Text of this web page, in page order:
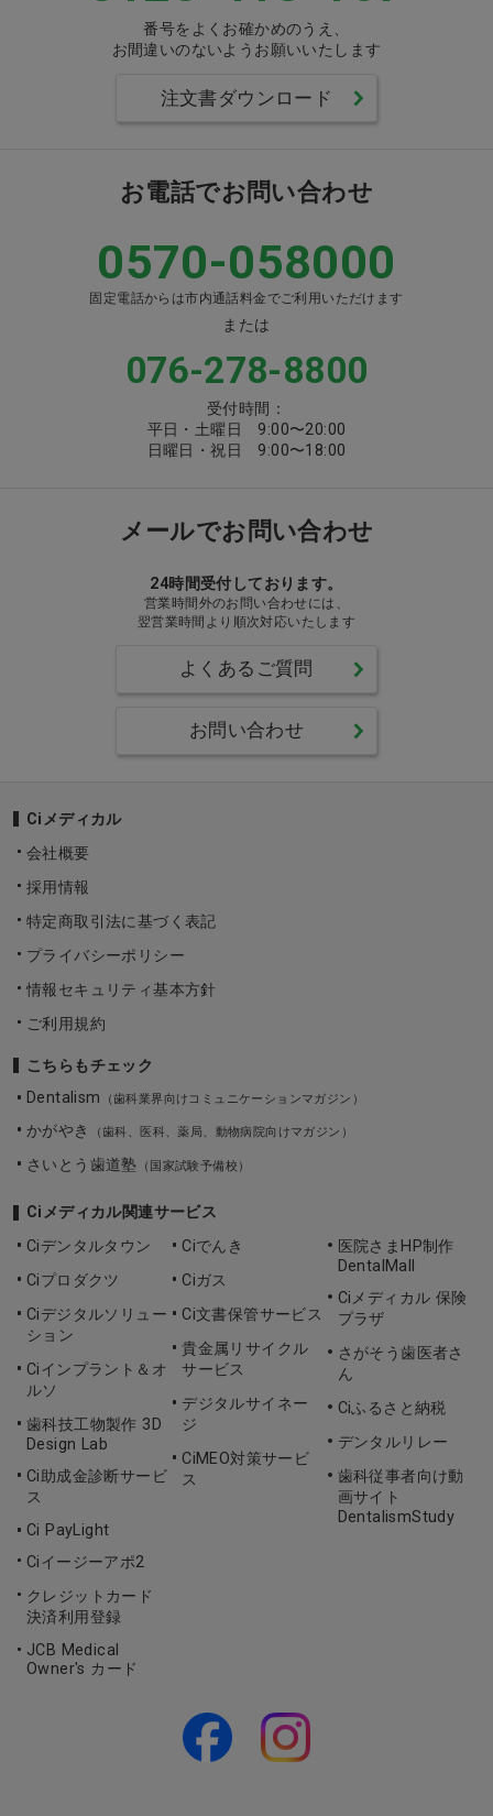
番号をよくお確かめのうえ、
お間違いのないようお願いいたします
注文書ダウンロード
お電話でお問い合わせ
0570-058000
固定電話からは市内通話料金でご利用いただけます
または
076-278-8800
受付時間：
平日・土曜日 9:00〜20:00
日曜日・祝日 9:00〜18:00
メールでお問い合わせ
24時間受付しております。
営業時間外のお問い合わせには、
翌営業時間より順次対応いたします
よくあるご質問
お問い合わせ
Ciメディカル
会社概要
採用情報
特定商取引法に基づく表記
プライバシーポリシー
情報セキュリティ基本方針
ご利用規約
こちらもチェック
Dentalism
（歯科業界向けコミュニケーションマガジン）
かがやき （歯科、医科、薬局、動物病院向けマガジン）
さいとう歯道塾 （国家試験予備校）
Ciメディカル関連サービス
Ciデンタルタウン
Ciプロダクツ
Ciデジタルソリュー
ション
Ciインプラント＆オ
ルソ
歯科技工物製作 3D
Design Lab
Ci助成金診断サービ
ス
Ci PayLight
Ciイージーアポ2
クレジットカード
決済利用登録
JCB Medical
Owner's カード
Ciでんき
Ciガス
Ci文書保管サービス
貴金属リサイクル
サービス
デジタルサイネー
ジ
CiMEO対策サービ
ス
医院さまHP制作
DentalMall
Ciメディカル 保険
プラザ
さがそう歯医者さ
ん
Ciふるさと納税
デンタルリレー
歯科従事者向け動
画サイト
DentalismStudy